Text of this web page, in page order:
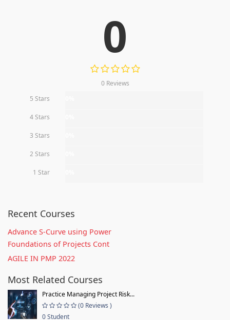
0
0 Reviews
5 Stars
4 Stars
3 Stars
2 Stars
1 Star
Recent Courses
Advance S-Curve using Power
Foundations of Projects Cont
AGILE IN PMP 2022
Most Related Courses
Practice Managing Project Risk...
(0 Reviews )
0 Student